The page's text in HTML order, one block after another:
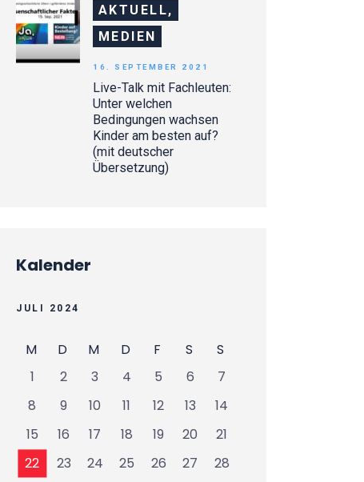
AKTUELL,
MEDIEN
Live-Talk mit Fachleuten:
Unter welchen
Bedingungen wachsen
Kinder am besten auf?
(mit deutscher
Übersetzung)
16. SEPTEMBER 2021
Kalender
JULI 2024
M D M D F S
S
1
2 3 4 5 6
7
8
9 10 11 12 13
14
15
16 17 18 19 20
21
22
23 24 25 26 27
28